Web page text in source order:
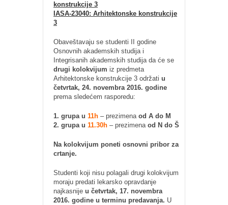
konstrukcije 3
IASA-23040: Arhitektonske konstrukcije
3
Obaveštavaju se studenti II godine
Osnovnih akademskih studija i
Integrisanih akademskih studija da će se
drugi kolokvijum iz predmeta
Arhitektonske konstrukcije 3 održati u
četvrtak, 24. novembra 2016. godine
prema sledećem rasporedu:
1. grupa u 11h – prezimena od A do M
2. grupa u 11.30h – prezimena od N do Š
Na kolokvijum poneti osnovni pribor za
crtanje.
Studenti koji nisu polagali drugi kolokvijum
moraju predati lekarsko opravdanje
najkasnije u četvrtak, 17. novembra
2016. godine u terminu predavanja. U